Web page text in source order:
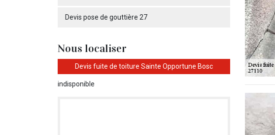
Devis pose de gouttière 27
Nous localiser
Devis fuite de toiture Sainte Opportune Bosc
indisponible